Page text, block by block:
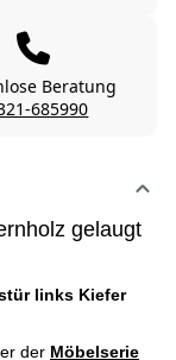
Beratung
685990
gelaugt
links Kiefer
der Möbelserie